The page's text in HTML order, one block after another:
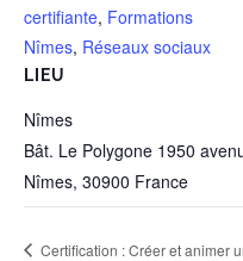
certifiante, Formations
Nîmes, Réseaux sociaux
LIEU
Nîmes
Bât. Le Polygone 1950
Nîmes, 30900 France
Certification : Créer et animer